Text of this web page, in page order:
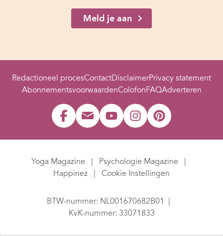
Meld je aan
Redactioneel procesContactDisclaimerPrivacy statement
AbonnementsvoorwaardenColofonFAQAdverteren
Yoga Magazine
Psychologie Magazine
Happinez
Cookie Instellingen
BTW-nummer: NL001670682B01
KvK-nummer: 33071833